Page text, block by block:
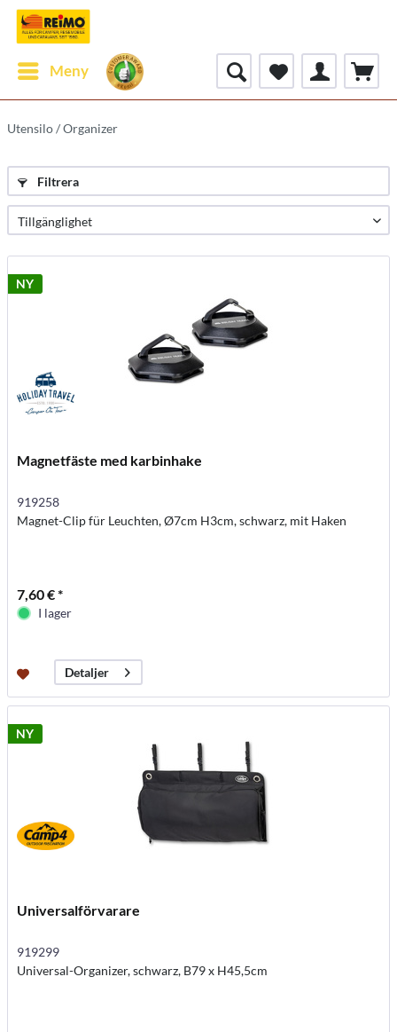
Meny
Utensilo / Organizer
Filtrera
NY
Magnetfäste med karbinhake
919258
Magnet-Clip für Leuchten, Ø7cm H3cm, schwarz, mit Haken
7,60 € *
I lager
Detaljer
NY
Universalförvarare
919299
Universal-Organizer, schwarz, B79 x H45,5cm